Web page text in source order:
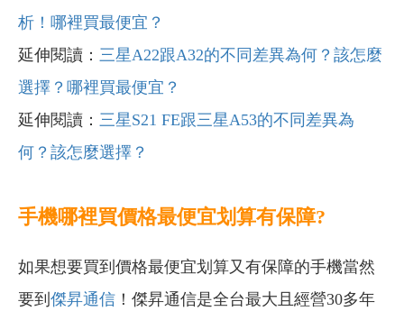
析！哪裡買最便宜？
延伸閱讀： 三星A22跟A32的不同差異為何？該怎麼
選擇？哪裡買最便宜？
延伸閱讀： 三星S21 FE跟三星A53的不同差異為
何？該怎麼選擇？
手機哪裡買價格最便宜划算有保障?
如果想要買到價格最便宜划算又有保障的手機當然
要到 傑昇通信 ！傑昇通信是全台最大且經營30多年